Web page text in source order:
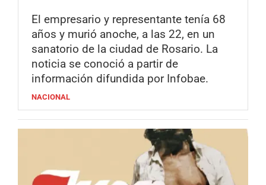
El empresario y representante tenía 68
años y murió anoche, a las 22, en un
sanatorio de la ciudad de Rosario. La
noticia se conoció a partir de
información difundida por Infobae.
NACIONAL